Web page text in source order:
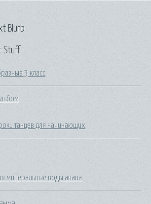
Stuff
3 класс
танцев для начинающих
минеральные воды анапа
Blurb